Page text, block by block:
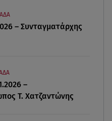
το Miss World
στον Θεό. Είναι
– Συνταγματάρχης
–
Τ. Χατζαντώνης